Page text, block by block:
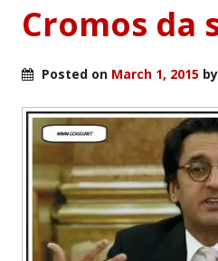
Cromos da
Posted on March 1, 2015 by